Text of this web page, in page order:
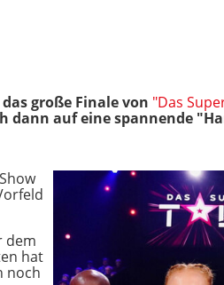
große Finale von "Das
dann auf eine spannende
dem
hat
noch